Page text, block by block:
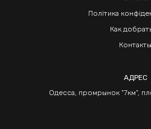
Політика
Как
Контакты
АДРЕС
Одесса, промрынок "7км",